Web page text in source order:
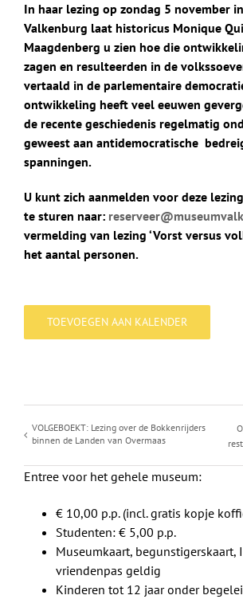
In haar lezing op zondag 5 november
Valkenburg laat historicus Monique
Maagdenberg u zien hoe die
zagen en resulteerden in de
vertaald in de parlementaire
ontwikkeling heeft veel eeuwen
de recente geschiedenis regelmatig
geweest aan antidemocratische
spanningen.
U kunt zich aanmelden voor deze
te sturen naar:
vermelding van lezing ‘Vorst versus
het aantal personen.
TOEVOEGEN AAN KALENDER
VOLGEBOEKT: Lezing over de Bokkenrijders
binnen de Landen van Overmaas
Entree voor het gehele museum:
€ 10,00 p.p. (incl. gratis kopje
Studenten: € 5,00 p.p.
Museumkaart, begunstigerskaart,
vriendenpas geldig
Kinderen tot 12 jaar onder